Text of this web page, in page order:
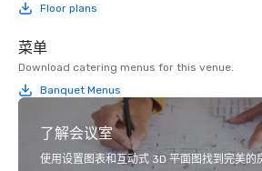
Floor plans
菜单
Download catering menus for this venue.
Banquet Menus
了解会议室
使用设置图表和互动式 3D 平面图找到完美的